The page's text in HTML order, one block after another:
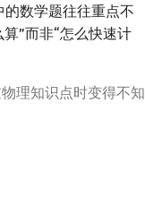
的数学题往往重点不
”而非“怎么快速计
理知识点时变得不知